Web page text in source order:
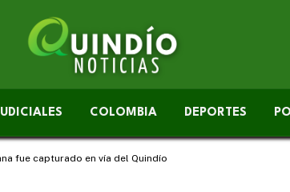
COLOMBIA DEPORTES
fue capturado en vía del Quindío